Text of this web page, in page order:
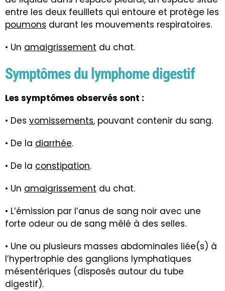
entre les deux feuillets qui entoure et protège les
poumons durant les mouvements respiratoires.
• Un amaigrissement du chat.
Symptômes du lymphome digestif
Les symptômes observés sont :
• Des vomissements, pouvant contenir du sang.
• De la diarrhée.
• De la constipation.
• Un amaigrissement du chat.
• L’émission par l’anus de sang noir avec une
forte odeur ou de sang mêlé à des selles.
• Une ou plusieurs masses abdominales liée(s) à
l’hypertrophie des ganglions lymphatiques
mésentériques (disposés autour du tube
digestif).